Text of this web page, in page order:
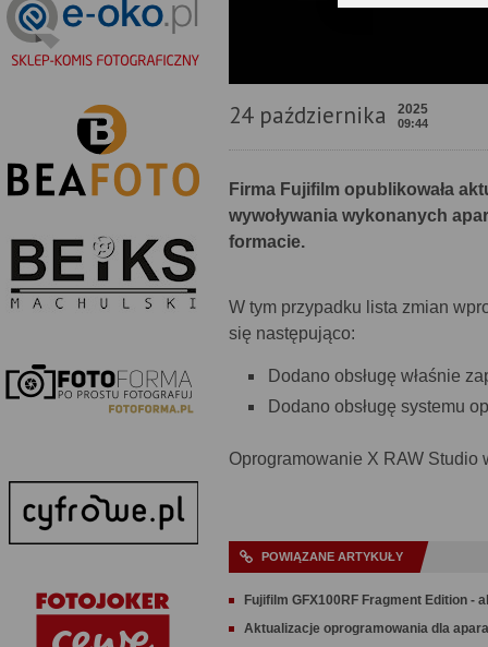
24 października 2025
09:44
Firma Fujifilm opublikowała
wywoływania wykonanych
formacie.
W tym przypadku lista zmian
się następująco:
Dodano obsługę właśnie
Dodano obsługę systemu
Oprogramowanie X RAW
POWIĄZANE ARTYKUŁY
Fujifilm GFX100RF Fragment Edition -
Aktualizacje oprogramowania dla